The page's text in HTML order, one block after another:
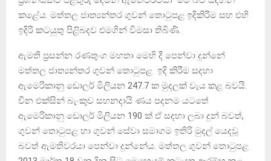
කළේය. මත්තල ජාත්‍යන්තර ගුවන් තොටුපළ ඉදිකිරීම සහ එහි
ඉදිරි කටයුතු පිළිබදව එමගින් විමසා තිබිණි.
ඇමති ප්‍රසන්න රණතුංග මහතා මෙහි දී පෙන්වා දුන්නේ
මත්තල ජාත්‍යන්තර ගුවන් තොටුපළ ඉදි කිරීම සදහා
ඇමෙරිකානු ඩොලර් මිලියන 247.7 ක මුදලක් වැය කළ බවයි.
චීන එක්සින් බැංකුව සහනදායි ණය පදනම යටතේ
ඇමෙරිකානු ඩොලර් මිලියන 190 ක් ඒ සදහා ලබා දුන් බවත්,
ගුවන් තොටුපළ හා ගුවන් සේවා සමාගම ඉතිරි මුදල් යෙදවූ
බවත් ඇමතිවරයා පෙන්වා දුන්නේය. මත්තල ගුවන් තොටුපළ